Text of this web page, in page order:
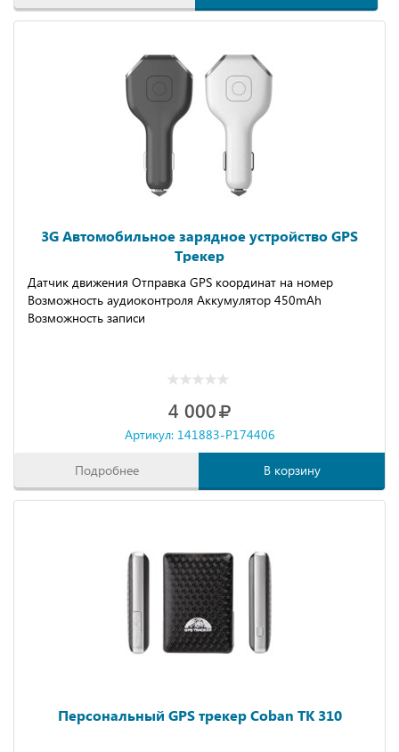
3G Автомобильное зарядное устройство GPS
Трекер
Датчик движения Отправка GPS координат на номер
Возможность аудиоконтроля Аккумулятор 450mAh
Возможность записи
4 000
Артикул: 141883-P174406
Подробнее В корзину
Персональный GPS трекер Coban TK 310